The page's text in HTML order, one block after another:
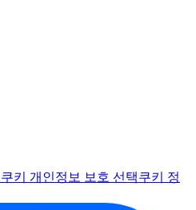
쿠키 개인정보 보호 선택쿠키 정